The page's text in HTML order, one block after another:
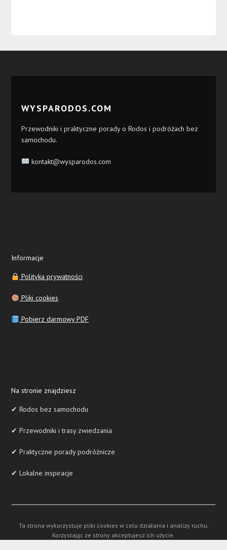
WYSPARODOS.COM
Przewodniki i praktyczne porady o Rodos i podróżach bez
samochodu.
kontakt@wysparodos.com
Informacje
Polityka prywatności
Pliki cookies
Pobierz darmowy PDF
Na stronie znajdziesz
✔ Rodos bez samochodu
✔ Przewodniki i trasy zwiedzania
✔ Praktyczne porady podróżnicze
✔ Lokalne inspiracje
Ta strona wykorzystuje pliki cookies w celu działania i analizy ruchu.
Korzystając ze strony akceptujesz ich użycie.